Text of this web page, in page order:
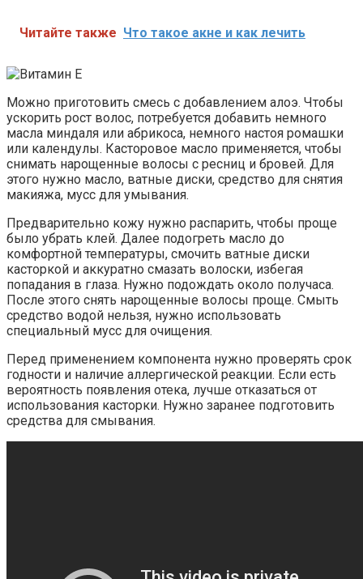
Читайте также Что такое акне и как лечить
Можно приготовить смесь с добавлением алоэ. Чтобы
ускорить рост волос, потребуется добавить немного
масла миндаля или абрикоса, немного настоя ромашки
или календулы. Касторовое масло применяется, чтобы
снимать нарощенные волосы с ресниц и бровей. Для
этого нужно масло, ватные диски, средство для снятия
макияжа, мусс для умывания.
Предварительно кожу нужно распарить, чтобы проще
было убрать клей. Далее подогреть масло до
комфортной температуры, смочить ватные диски
касторкой и аккуратно смазать волоски, избегая
попадания в глаза. Нужно подождать около получаса.
После этого снять нарощенные волосы проще. Смыть
средство водой нельзя, нужно использовать
специальный мусс для очищения.
Перед применением компонента нужно проверять срок
годности и наличие аллергической реакции. Если есть
вероятность появления отека, лучше отказаться от
использования касторки. Нужно заранее подготовить
средства для смывания.